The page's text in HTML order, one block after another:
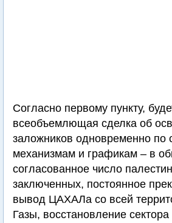
Согласно первому пункту,
всеобъемлющая сделка об
заложников одновременно по
механизмам и графикам – в
согласованное число
заключенных, постоянное
вывод ЦАХАЛа со всей
Газы, восстановление сектора